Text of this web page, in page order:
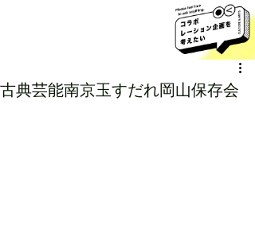
古典芸能南京玉すだれ岡山保存会